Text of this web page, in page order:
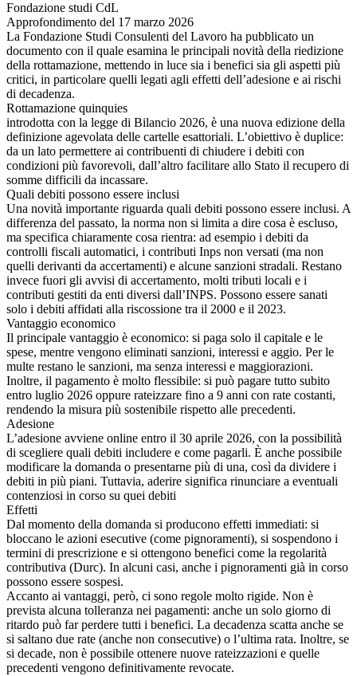
Fondazione studi CdL
Approfondimento del 17 marzo 2026
La Fondazione Studi Consulenti del Lavoro ha pubblicato un
documento con il quale esamina le principali novità della riedizione
della rottamazione, mettendo in luce sia i benefici sia gli aspetti più
critici, in particolare quelli legati agli effetti dell’adesione e ai rischi
di decadenza.
Rottamazione quinquies
introdotta con la legge di Bilancio 2026, è una nuova edizione della
definizione agevolata delle cartelle esattoriali. L’obiettivo è duplice:
da un lato permettere ai contribuenti di chiudere i debiti con
condizioni più favorevoli, dall’altro facilitare allo Stato il recupero di
somme difficili da incassare.
Quali debiti possono essere inclusi
Una novità importante riguarda quali debiti possono essere inclusi. A
differenza del passato, la norma non si limita a dire cosa è escluso,
ma specifica chiaramente cosa rientra: ad esempio i debiti da
controlli fiscali automatici, i contributi Inps non versati (ma non
quelli derivanti da accertamenti) e alcune sanzioni stradali. Restano
invece fuori gli avvisi di accertamento, molti tributi locali e i
contributi gestiti da enti diversi dall’INPS. Possono essere sanati
solo i debiti affidati alla riscossione tra il 2000 e il 2023.
Vantaggio economico
Il principale vantaggio è economico: si paga solo il capitale e le
spese, mentre vengono eliminati sanzioni, interessi e aggio. Per le
multe restano le sanzioni, ma senza interessi e maggiorazioni.
Inoltre, il pagamento è molto flessibile: si può pagare tutto subito
entro luglio 2026 oppure rateizzare fino a 9 anni con rate costanti,
rendendo la misura più sostenibile rispetto alle precedenti.
Adesione
L’adesione avviene online entro il 30 aprile 2026, con la possibilità
di scegliere quali debiti includere e come pagarli. È anche possibile
modificare la domanda o presentarne più di una, così da dividere i
debiti in più piani. Tuttavia, aderire significa rinunciare a eventuali
contenziosi in corso su quei debiti
Effetti
Dal momento della domanda si producono effetti immediati: si
bloccano le azioni esecutive (come pignoramenti), si sospendono i
termini di prescrizione e si ottengono benefici come la regolarità
contributiva (Durc). In alcuni casi, anche i pignoramenti già in corso
possono essere sospesi.
Accanto ai vantaggi, però, ci sono regole molto rigide. Non è
prevista alcuna tolleranza nei pagamenti: anche un solo giorno di
ritardo può far perdere tutti i benefici. La decadenza scatta anche se
si saltano due rate (anche non consecutive) o l’ultima rata. Inoltre, se
si decade, non è possibile ottenere nuove rateizzazioni e quelle
precedenti vengono definitivamente revocate.